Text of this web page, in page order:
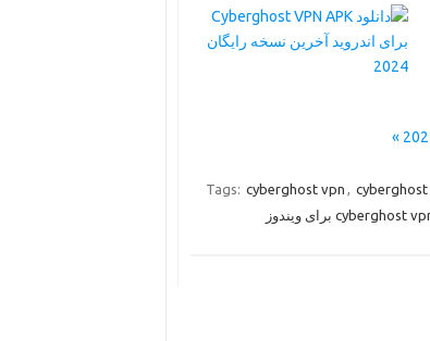
Tags: cyberghost vpn , cyberghost